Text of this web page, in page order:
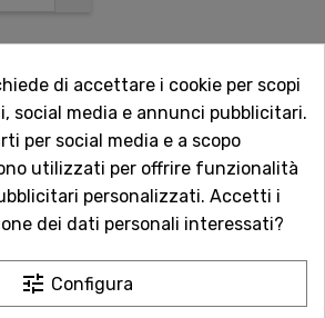
in totale sicurezza
a Catania. Clicca e leggi le oltre
dei nostri clienti.
di accettare i cookie per scopi
social media e annunci pubblicitari.
per social media e a scopo
utilizzati per offrire funzionalità
personalizzati. Accetti i
dei dati personali interessati?
tune Configura